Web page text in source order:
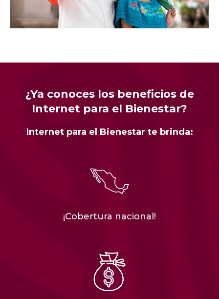
¿Ya conoces los beneficios de
Internet para el Bienestar?
Internet para el Bienestar te brinda:
¡Cobertura nacional!